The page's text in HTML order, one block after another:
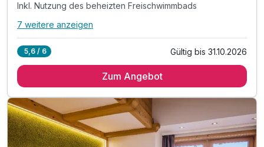
Inkl. Nutzung des beheizten Freischwimmbads
Alle Inklusivleistungen
5 x Reichhaltiges Frühstücksbuffet
Inkl. Nutzung des beheizten Freischwimmbads
Inkl. Zell am See-Kaprun Sommerkarte
Inkl. Guest Mobility Ticket
7 weitere anzeigen
5,6 / 6 Gültig bis 31.10.2026
Zum Angebot